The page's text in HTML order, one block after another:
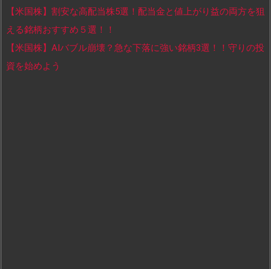
【米国株】割安な高配当株5選！配当金と値上がり益の両方を狙
える銘柄おすすめ５選！！
【米国株】AIバブル崩壊？急な下落に強い銘柄3選！！守りの投
資を始めよう